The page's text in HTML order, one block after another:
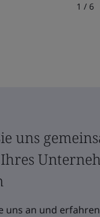
1 / 6
uns
uns an und